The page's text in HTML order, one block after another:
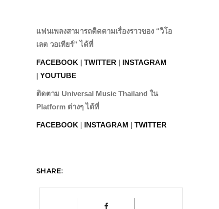
แฟนเพลงสามารถติดตามเรื่องราวของ “วิโอ
เลต วอเทียร์” ได้ที่
FACEBOOK | TWITTER | INSTAGRAM
| YOUTUBE
ติดตาม Universal Music Thailand ใน
Platform ต่างๆ ได้ที่
FACEBOOK | INSTAGRAM | TWITTER
SHARE: